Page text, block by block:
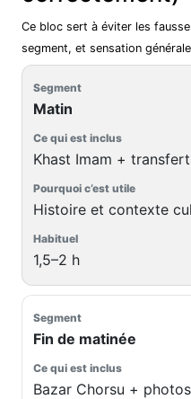
Ce bloc sert à éviter les
segment, et sensation
Matin
Khast Imam +
Histoire et contexte
1,5–2 h
Fin de matinée
Bazar Chorsu + photos